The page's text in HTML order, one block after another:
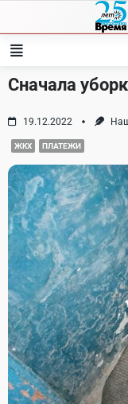
content
Сначала
19.12.2022
ЖКХ ПЛАТЕЖИ